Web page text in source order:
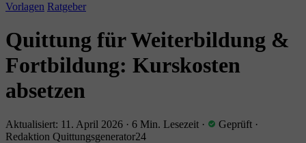
Vorlagen Ratgeber
Quittung für Weiterbildung &
Fortbildung: Kurskosten
absetzen
Aktualisiert: 11. April 2026 · 6 Min. Lesezeit · Geprüft ·
Redaktion Quittungsgenerator24